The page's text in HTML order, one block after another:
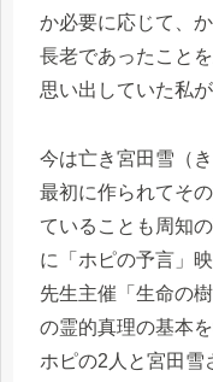
か必要に応じて、
長老であったこと
思い出していた私
今は亡き宮田雪（
最初に作られてそ
ていることも周知
に「ホピの予言」
先生主催「生命の
の霊的真理の基本
ホピの2人と宮田雪